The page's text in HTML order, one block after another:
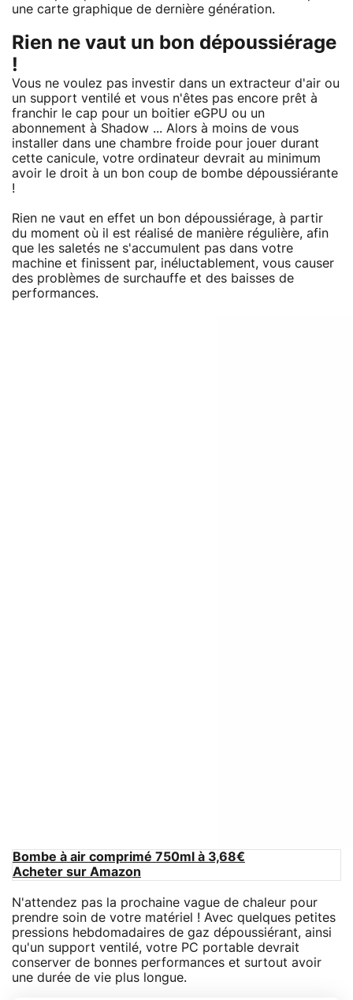
une carte graphique de dernière génération.
Rien ne vaut un bon dépoussiérage
!
Vous ne voulez pas investir dans un extracteur d'air ou
un support ventilé et vous n'êtes pas encore prêt à
franchir le cap pour un boitier eGPU ou un
abonnement à Shadow ... Alors à moins de vous
installer dans une chambre froide pour jouer durant
cette canicule, votre ordinateur devrait au minimum
avoir le droit à un bon coup de bombe dépoussiérante
!
Rien ne vaut en effet un bon dépoussiérage, à partir
du moment où il est réalisé de manière régulière, afin
que les saletés ne s'accumulent pas dans votre
machine et finissent par, inéluctablement, vous causer
des problèmes de surchauffe et des baisses de
performances.
Bombe à air comprimé 750ml à 3,68€
Acheter sur Amazon
N'attendez pas la prochaine vague de chaleur pour
prendre soin de votre matériel ! Avec quelques petites
pressions hebdomadaires de gaz dépoussiérant, ainsi
qu'un support ventilé, votre PC portable devrait
conserver de bonnes performances et surtout avoir
une durée de vie plus longue.